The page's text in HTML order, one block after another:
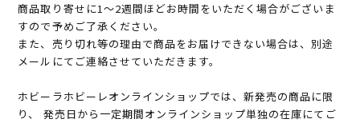
商品取り寄せに1～2週間ほどお時間をいただく場合がございま
すので予めご了承ください。
また、売り切れ等の理由で商品をお届けできない場合は、別途
メールにてご連絡させていただきます。
ホビーラホビーレオンラインショップでは、新発売の商品に限
り、 発売日から一定期間オンラインショップ単独の在庫にてご